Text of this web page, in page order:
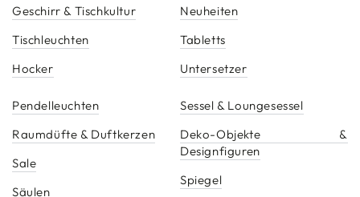
Geschirr & Tischkultur
Tischleuchten
Hocker
Neuheiten
Tabletts
Untersetzer
Pendelleuchten
Raumdüfte & Duftkerzen
Sale
Säulen
Sessel & Loungesessel
Deko-Objekte &
Designfiguren
Spiegel